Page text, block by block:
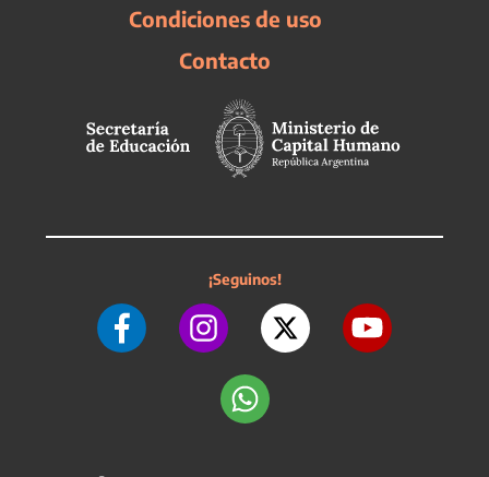
Condiciones de uso
Contacto
¡Seguinos!